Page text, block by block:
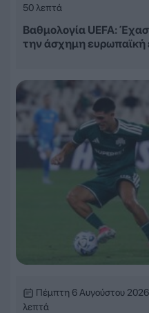
50 λεπτά
Βαθμολογία UEFA:
την άσχημη
Πέμπτη 6 Αυγούστου 2026
λεπτά